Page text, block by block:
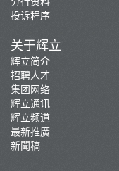
投诉程序
关于辉立
辉立简介
招聘人才
集团网络
辉立通讯
辉立频道
最新推廣
新聞稿